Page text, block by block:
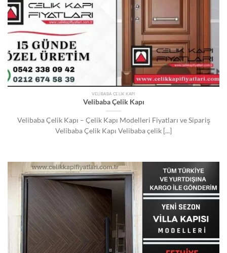
VELIBABA ÇELIK KAPI
Velibaba Çelik Kapı
Velibaba Çelik Kapı – Çelik Kapı Modelleri Fiyatları ve Sipariş
Velibaba Çelik Kapı Velibaba çelik [...]